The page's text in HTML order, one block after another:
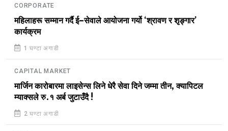
CORPORATE
महिलाहरू सम्मान गर्दै ई–सेवाले आयोजना गर्यो ‘श्रावण र शृङ्गार’
कार्यक्रम
1 घण्टा अगाडी
CAPITAL MARKET
मार्जिन कारोबारमा लाइसेन्स लिने धेरै सेवा दिने जम्मा तीन, क्यापिटल
म्याक्सले रु.१ अर्ब जुटाउँदै !
2 घण्टा अगाडी